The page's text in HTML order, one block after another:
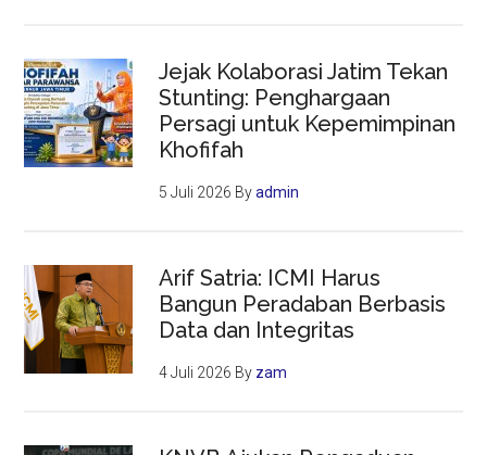
Jejak Kolaborasi Jatim Tekan
Stunting: Penghargaan
Persagi untuk Kepemimpinan
Khofifah
5 Juli 2026 Byadmin
Arif Satria: ICMI Harus
Bangun Peradaban Berbasis
Data dan Integritas
4 Juli 2026 By zam